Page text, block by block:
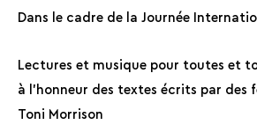
Dans le cadre de la Journée
Lectures et musique pour toutes et
à l’honneur des textes écrits par des
Toni Morrison